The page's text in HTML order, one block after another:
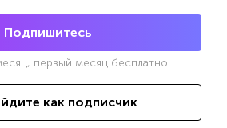
Подпишитесь
первый месяц бесплатно
как подписчик